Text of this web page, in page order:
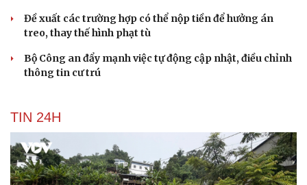
Đề xuất các trường hợp có thể nộp tiền để hưởng án
treo, thay thế hình phạt tù
Bộ Công an đẩy mạnh việc tự động cập nhật, điều chỉnh
thông tin cư trú
TIN 24H